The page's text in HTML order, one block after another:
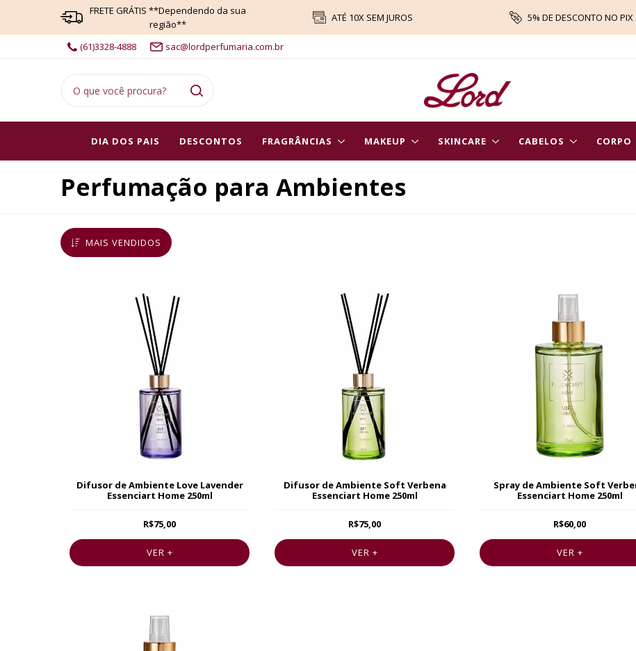
FRETE GRÁTIS **Dependendo da sua
região**
ATÉ 10X SEM JUROS 5% DE DESCONTO NO PIX
(61)3328-4888
sac@lordperfumaria.com.br
DIA DOS PAIS DESCONTOS FRAGRÂNCIAS MAKEUP SKINCARE CABELOS CORPO
Perfumação para Ambientes
MAIS VENDIDOS
Difusor de Ambiente Love Lavender
Essenciart Home 250ml
R$75,00
VER +
Difusor de Ambiente Soft Verbena
Essenciart Home 250ml
R$75,00
VER +
Spray de Ambiente Soft
Essenciart Home 250ml
R$60,00
VER +